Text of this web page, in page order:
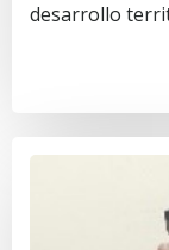
desarrollo